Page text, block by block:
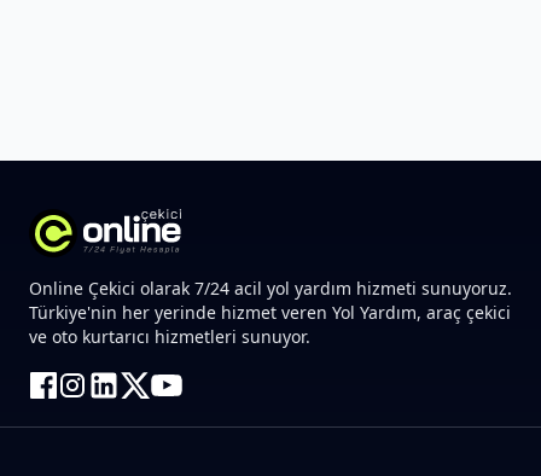
Online Çekici olarak 7/24 acil yol yardım hizmeti sunuyoruz.
Türkiye'nin her yerinde hizmet veren Yol Yardım, araç çekici
ve oto kurtarıcı hizmetleri sunuyor.